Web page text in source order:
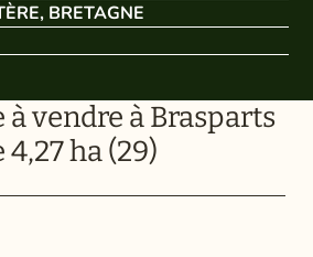
BRETAGNE
vendre à Brasparts
4,27 ha (29)